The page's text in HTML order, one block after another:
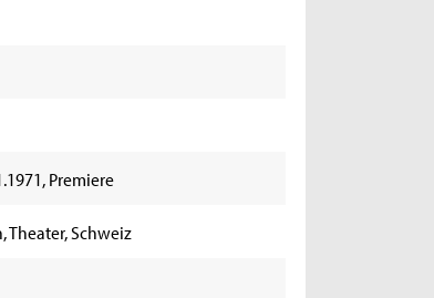
Premiere
Theater, Schweiz